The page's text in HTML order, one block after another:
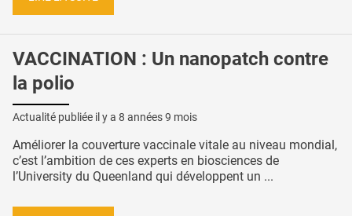
VACCINATION : Un nanopatch contre
la polio
Actualité publiée il y a 8 années 9 mois
Améliorer la couverture vaccinale vitale au niveau mondial,
c’est l’ambition de ces experts en biosciences de
l’University du Queenland qui développent un ...